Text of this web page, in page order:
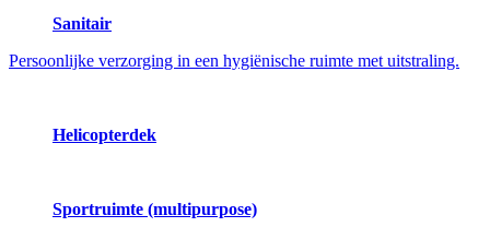
Sanitair
Persoonlijke verzorging in een hygiënische ruimte met uitstraling.
Helicopterdek
Sportruimte (multipurpose)